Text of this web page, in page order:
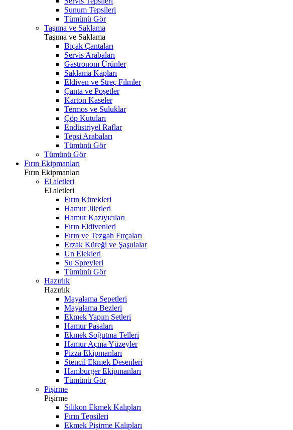
Sunum Tepsileri
Tümünü Gör
Taşıma ve Saklama
Taşıma ve Saklama
Bıçak Çantaları
Servis Arabaları
Gastronom Ürünler
Saklama Kapları
Eldiven ve Streç Filmler
Çanta ve Poşetler
Karton Kaseler
Termos ve Suluklar
Çöp Kutuları
Endüstriyel Raflar
Tepsi Arabaları
Tümünü Gör
Tümünü Gör
Fırın Ekipmanları
Fırın Ekipmanları
El aletleri
El aletleri
Fırın Kürekleri
Hamur Jiletleri
Hamur Kazıyıcıları
Fırın Eldivenleri
Fırın ve Tezgah Fırçaları
Erzak Küreği ve Şaşulalar
Un Elekleri
Su Spreyleri
Tümünü Gör
Hazırlık
Hazırlık
Mayalama Sepetleri
Mayalama Bezleri
Ekmek Yapım Setleri
Hamur Pasaları
Ekmek Soğutma Telleri
Hamur Açma Yüzeyler
Pizza Ekipmanları
Stencil Ekmek Desenleri
Hamburger Ekipmanları
Tümünü Gör
Pişirme
Pişirme
Silikon Ekmek Kalıpları
Fırın Tepsileri
Ekmek Pişirme Kalıpları